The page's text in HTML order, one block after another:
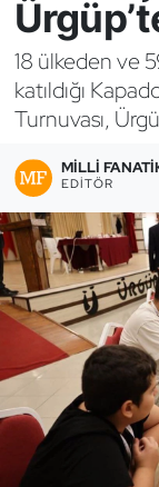
18 ülkeden ve
katıldığı
Turnuvası,
MILLI
EDITÖR
Bocce
Boks
Briç
Buz
Buz Pateni
Çim
Cimnastik
Curling